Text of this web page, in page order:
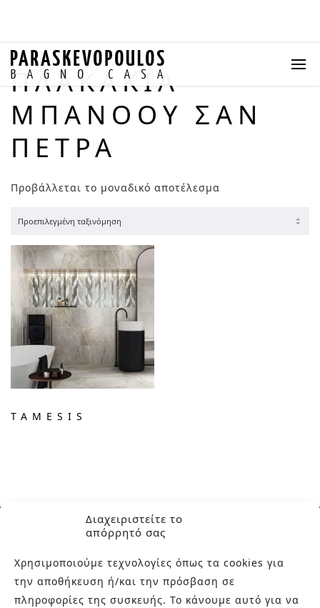
Διαχειριστείτε το
απόρρητό σας
Χρησιμοποιούμε τεχνολογίες όπως τα cookies για
την αποθήκευση ή/και την πρόσβαση σε
πληροφορίες της συσκευής. Το κάνουμε αυτό για να
ΠΛΑΚΆΚΙΑ
ΜΠΆΝΟΟΥ ΣΑΝ
ΠΈΤΡΑ
Προβάλλεται το μοναδικό αποτέλεσμα
TAMESIS
ΣΧΕΤΙΚΑ ΜΕ ΕΜΑΣ